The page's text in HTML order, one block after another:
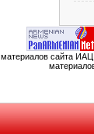
сайта